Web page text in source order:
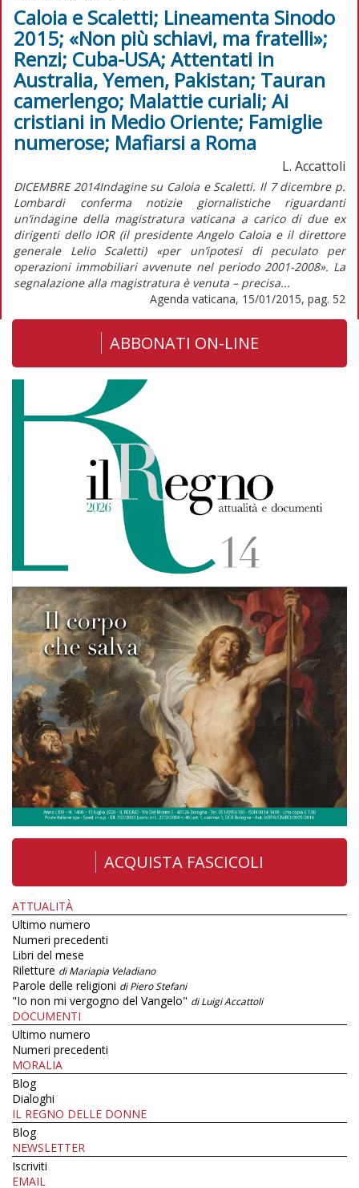
Caloia e Scaletti; Lineamenta Sinodo
2015; «Non più schiavi, ma fratelli»;
Renzi; Cuba-USA; Attentati in
Australia, Yemen, Pakistan; Tauran
camerlengo; Malattie curiali; Ai
cristiani in Medio Oriente; Famiglie
numerose; Mafiarsi a Roma
L. Accattoli
DICEMBRE 2014Indagine su Caloia e Scaletti. Il 7 dicembre p.
Lombardi conferma notizie giornalistiche riguardanti
un’indagine della magistratura vaticana a carico di due ex
dirigenti dello IOR (il presidente Angelo Caloia e il direttore
generale Lelio Scaletti) «per un’ipotesi di peculato per
operazioni immobiliari avvenute nel periodo 2001-2008». La
segnalazione alla magistratura è venuta – precisa...
Agenda vaticana, 15/01/2015, pag. 52
ABBONATI ON-LINE
ACQUISTA FASCICOLI
ATTUALITÀ
Ultimo numero
Numeri precedenti
Libri del mese
Riletture di Mariapia Veladiano
Parole delle religioni di Piero Stefani
"Io non mi vergogno del Vangelo" di Luigi Accattoli
DOCUMENTI
Ultimo numero
Numeri precedenti
MORALIA
Blog
Dialoghi
IL REGNO DELLE DONNE
Blog
NEWSLETTER
Iscriviti
EMAIL